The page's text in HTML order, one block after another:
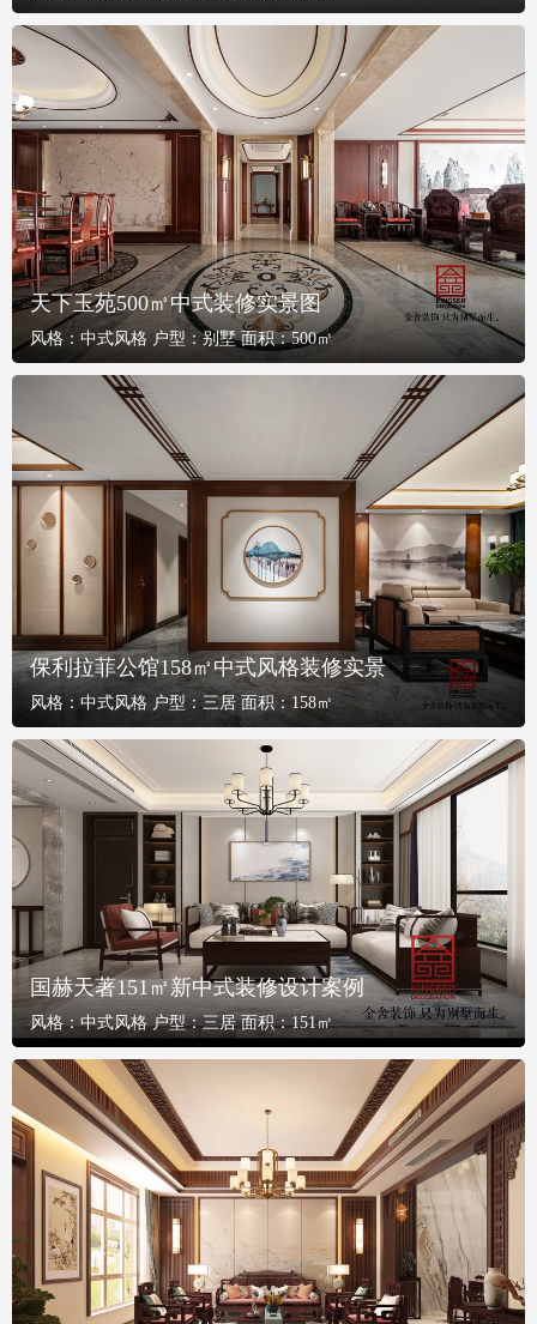
天下玉苑500㎡中式装修实景图
风格： 中式风格 户型：别墅 面积：500㎡
保利拉菲公馆158㎡中式风格装修实景
风格： 中式风格 户型： 三居 面积：158㎡
国赫天著151㎡新中式装修设计案例
风格：中式风格 户型：三居 面积：151㎡